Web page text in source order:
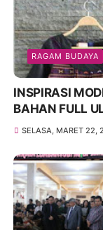
RAGAM BUDAYA
INSPIRASI
BAHAN FULL
SELASA, MARET 22,